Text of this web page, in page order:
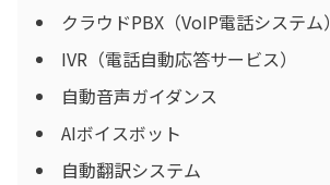
クラウドPBX（VoIP電話システム）
IVR（電話自動応答サービス）
自動音声ガイダンス
AIボイスボット
自動翻訳システム